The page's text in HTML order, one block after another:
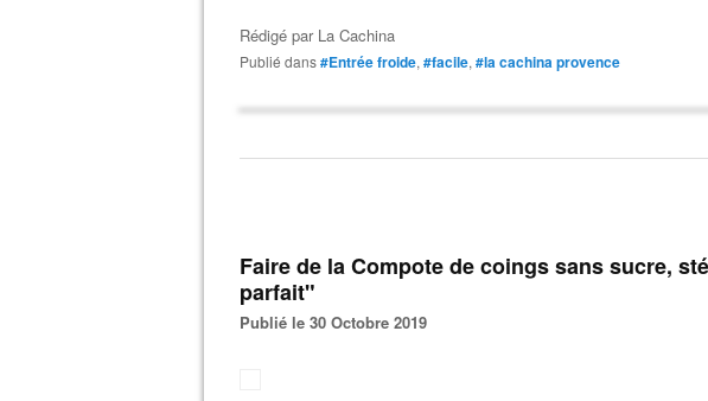
Rédigé par La Cachina
Publié dans#Entrée froide, #facile, #la cachina provence
Faire de la Compote de coings sans sucre, stérilisée by "le
parfait"
Publié le 30 Octobre 2019